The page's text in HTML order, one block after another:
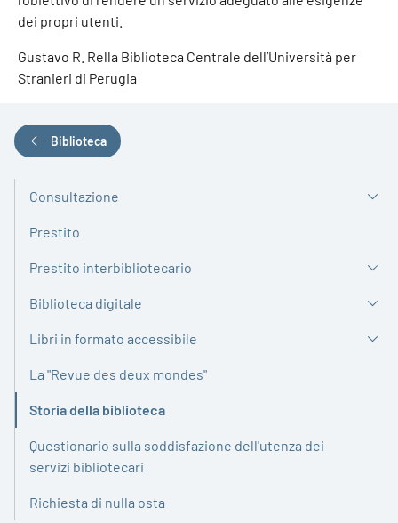
dei propri utenti.
Gustavo R. Rella Biblioteca Centrale dell’Università per
Stranieri di Perugia
Biblioteca
Consultazione
Prestito
Prestito interbibliotecario
Biblioteca digitale
Libri in formato accessibile
La "Revue des deux mondes"
Storia della biblioteca
Attivo
Questionario sulla soddisfazione dell'utenza dei
servizi bibliotecari
Richiesta di nulla osta